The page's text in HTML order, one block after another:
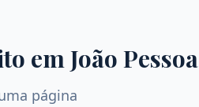
emJoão Pessoa
página